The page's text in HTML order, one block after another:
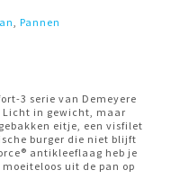
,Pannen
3 serie van Demeyere
Licht in gewicht, maar
eitje, een visfilet
burger die niet blijft
antikleeflaag heb je
uit de pan op